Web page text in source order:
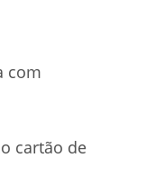
com
cartão de